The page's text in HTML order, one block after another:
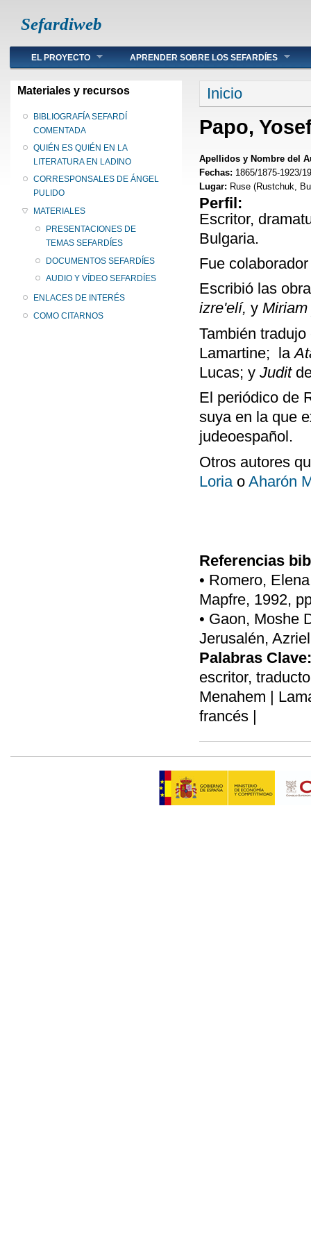
Sefardiweb
Main menu
EL PROYECTO APRENDER SOBRE LOS SEFARDÍES
Materiales y recursos
BIBLIOGRAFÍA SEFARDÍ
COMENTADA
QUIÉN ES QUIÉN EN LA
LITERATURA EN LADINO
CORRESPONSALES DE ÁNGEL
PULIDO
MATERIALES
PRESENTACIONES DE
TEMAS SEFARDÍES
DOCUMENTOS SEFARDÍES
AUDIO Y VÍDEO SEFARDÍES
ENLACES DE INTERÉS
COMO CITARNOS
Se encuentra
Inicio
Papo,
Apellidos y Nombre del
Fechas: 1865/1875-1923/
Lugar: Ruse (Rustchuk,
Perfil:
Escritor,
Bulgaria.
Fue
Escribió las
izre'elí, y
También
Lamartine; la
Lucas; y Judit
El periódico de
suya en la que
judeoespañol.
Otros autores
Loria o Aharón
Referencias
• Romero,
Mapfre, 1992,
• Gaon, Moshe
Jerusalén,
Palabras Clave:
escritor,
Menahem |
francés |